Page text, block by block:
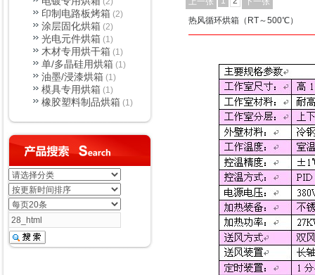
热风循环烘箱（RT～500℃）
印制电路板烤箱 (2)
涂层固化烘箱 (2)
光电元件烘箱 (1)
木材专用烘干箱 (1)
单/多晶硅用烘箱 (1)
油墨/浸漆烘箱 (1)
模具专用烘箱 (1)
橡胶塑料制品烘箱 (1)